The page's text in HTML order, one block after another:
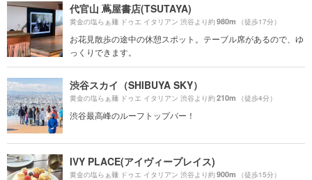
代官山 蔦屋書店(TSUTAYA)
黄金の塩らぁ麺 ドゥエ イタリアン 渋谷より約980m （徒歩17分）
お花見散歩の途中の休憩スポット。テーブル席があるので、ゆ
っくりできます。
渋谷スカイ（SHIBUYA SKY）
黄金の塩らぁ麺 ドゥエ イタリアン 渋谷より約210m （徒歩4分）
渋谷最高峰のルーフトップバー！
IVY PLACE(アイヴィープレイス)
黄金の塩らぁ麺 ドゥエ イタリアン 渋谷より約900m （徒歩15分）